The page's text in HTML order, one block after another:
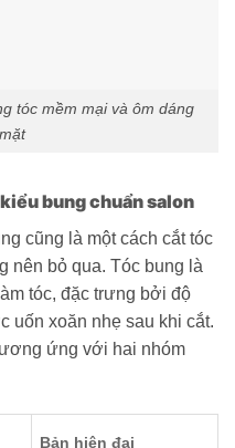
tóc mềm mại và ôm dáng
bung chuẩn salon
cũng là một cách cắt tóc
nên bỏ qua. Tóc bung là
tóc, đặc trưng bởi độ
uốn xoăn nhẹ sau khi cắt.
ứng với hai nhóm
Bản hiện đại